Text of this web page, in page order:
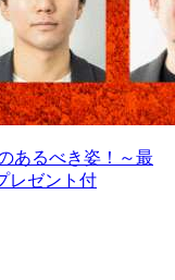
あるべき姿！～最
レゼント付